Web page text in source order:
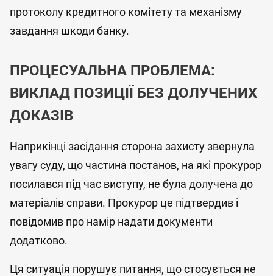
протоколу кредитного комітету та механізму
завдання шкоди банку.
ПРОЦЕСУАЛЬНА ПРОБЛЕМА:
ВИКЛАД ПОЗИЦІЇ БЕЗ ДОЛУЧЕНИХ
ДОКАЗІВ
Наприкінці засідання сторона захисту звернула
увагу суду, що частина постанов, на які прокурор
посилався під час виступу, не була долучена до
матеріалів справи. Прокурор це підтвердив і
повідомив про намір надати документи
додатково.
Ця ситуація порушує питання, що стосується не